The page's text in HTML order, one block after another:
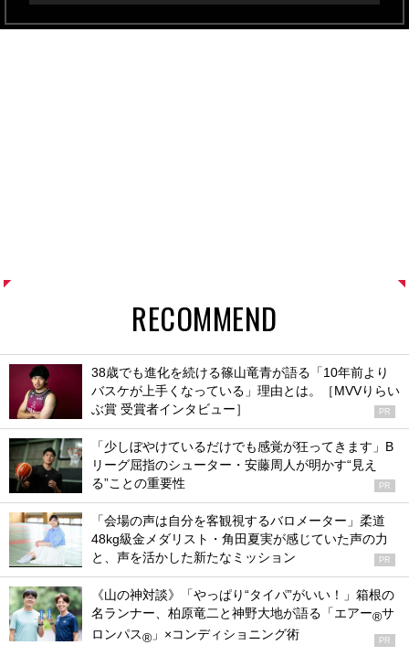
RECOMMEND
38歳でも進化を続ける篠山竜青が語る「10年前より
バスケが上手くなっている」理由とは。［MVVりらい
ぶ賞 受賞者インタビュー］
PR
「少しぼやけているだけでも感覚が狂ってきます」B
リーグ屈指のシューター・安藤周人が明かす“見え
る”ことの重要性
PR
「会場の声は自分を客観視するバロメーター」柔道
48kg級金メダリスト・角田夏実が感じていた声の力
と、声を活かした新たなミッション
PR
《山の神対談》「やっぱり“タイパ”がいい！」箱根の
名ランナー、柏原竜二と神野大地が語る「エアー®サ
ロンパス® 」×コンディショニング術 PR